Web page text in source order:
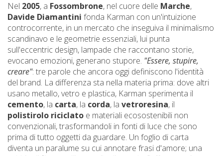
Nel 2005, a Fossombrone, nel cuore delle Marche,
Davide Diamantini fonda Karman con un'intuizione
controcorrente, in un mercato che inseguiva il minimalismo
scandinavo e le geometrie essenziali, lui punta
sull'eccentric design, lampade che raccontano storie,
evocano emozioni, generano stupore. "Essere, stupire,
creare": tre parole che ancora oggi definiscono l'identità
del brand. La differenza sta nella materia prima: dove altri
usano metallo, vetro e plastica, Karman sperimenta il
cemento, la carta, la corda, la vetroresina, il
polistirolo riciclato e materiali ecosostenibili non
convenzionali, trasformandoli in fonti di luce che sono
prima di tutto oggetti da guardare. Un foglio di carta
diventa un paralume su cui annotare frasi d'amore; una